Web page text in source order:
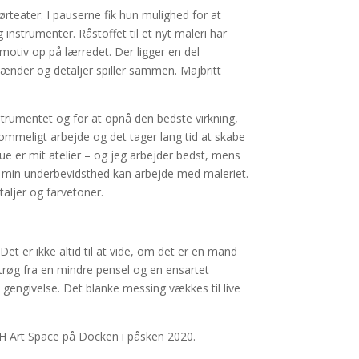
I pauserne fik hun mulighed for at
Råstoffet til et nyt maleri har
op på lærredet. Der ligger en del
og detaljer spiller sammen. Majbritt
og for at opnå den bedste virkning,
arbejde og det tager lang tid at skabe
er mit atelier – og jeg arbejder bedst, mens
underbevidsthed kan arbejde med maleriet.
og farvetoner.
er ikke altid til at vide, om det er en mand
fra en mindre pensel og en ensartet
Det blanke messing vækkes til live
Space på Docken i påsken 2020.